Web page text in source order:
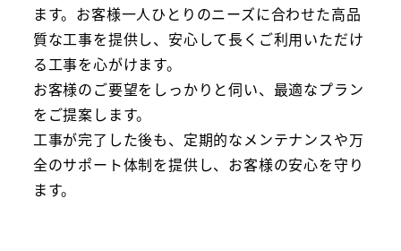
ます。お客様一人ひとりのニーズに合わせた高品
質な工事を提供し、安心して長くご利用いただけ
る工事を心がけます。
お客様のご要望をしっかりと伺い、最適なプラン
をご提案します。
工事が完了した後も、定期的なメンテナンスや万
全のサポート体制を提供し、お客様の安心を守り
ます。